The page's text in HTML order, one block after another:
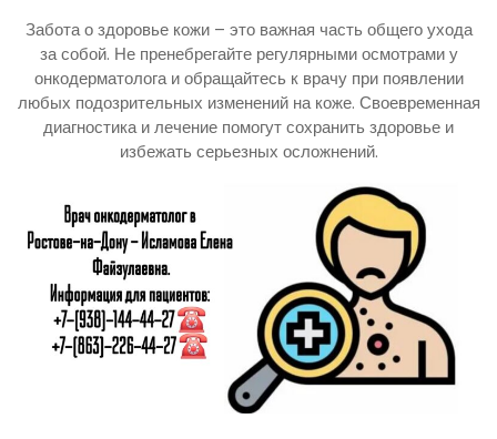
Забота о здоровье кожи – это важная часть общего ухода
за собой. Не пренебрегайте регулярными осмотрами у
онкодерматолога и обращайтесь к врачу при появлении
любых подозрительных изменений на коже. Своевременная
диагностика и лечение помогут сохранить здоровье и
избежать серьезных осложнений.